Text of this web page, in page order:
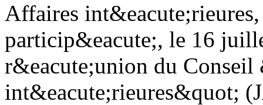
Affaires
particip&eacute;, le 16
r&eacute;union du Conseil
int&eacute;rieures&quot;